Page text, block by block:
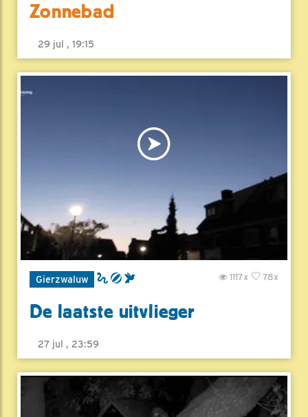
Zonnebad
29 jul , 19:15
Gierzwaluw 78x
1117x
De laatste uitvlieger
27 jul , 23:59